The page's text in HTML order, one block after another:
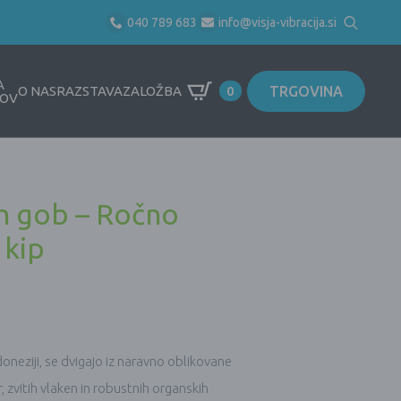
040 789 683 info@visja-vibracija.si
Search
for:
O NASRAZSTAVAZALOŽBA 0 TRGOVINA
gob – Ročno
se dvigajo iz naravno oblikovane
vlaken in robustnih organskih